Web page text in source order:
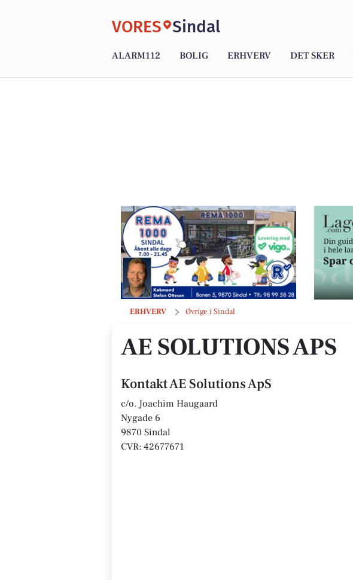
VORES Sindal
ALARM112 BOLIG ERHVERV DET SKER
ERHVERV Øvrige i Sindal
AE Solutions ApS
AE SOLUTIONS APS
Kontakt AE Solutions ApS
c/o. Joachim Haugaard
Nygade 6
9870 Sindal
CVR: 42677671